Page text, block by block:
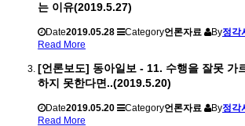
는 이유(2019.5.27)
Date2019.05.28 Category언론자료 By정각
Read More
[언론보도] 동아일보 - 11. 수행을 잘못 가
하지 못한다면..(2019.5.20)
Date2019.05.20 Category언론자료 By정각
Read More